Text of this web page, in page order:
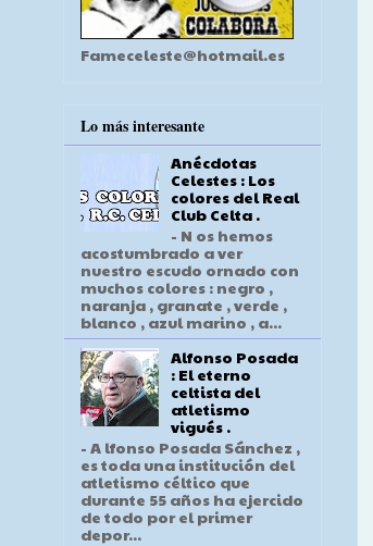
Fameceleste@hotmail.es
Lo más interesante
Anécdotas
Celestes : Los
colores del Real
Club Celta .
- N os hemos
acostumbrado a ver
nuestro escudo ornado con
muchos colores : negro ,
naranja , granate , verde ,
blanco , azul marino , a...
Alfonso Posada
: El eterno
celtista del
atletismo
vigués .
- A lfonso Posada Sánchez ,
es toda una institución del
atletismo céltico que
durante 55 años ha ejercido
de todo por el primer
depor...